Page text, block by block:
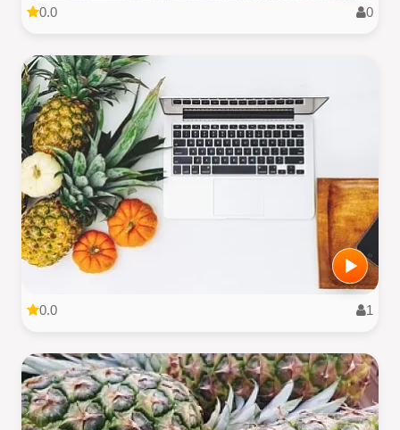
0.0 0
0.0 1